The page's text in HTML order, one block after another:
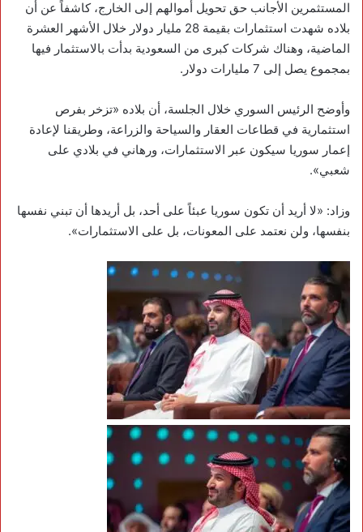
المستثمرين الأجانب حق تحويل أموالهم إلى الخارج، كاشفاً عن أن
بلاده شهدت استثمارات بقيمة 28 مليار دولار خلال الأشهر العشرة
الماضية، وهناك شركات كبرى من السعودية بدأت بالاستثمار فيها
بمجموع يصل إلى 7 مليارات دولار.
وأوضح الرئيس السوري خلال الجلسة، أن بلاده «تزخر بفرص
استثمارية في قطاعات العقار والسياحة والزراعة، وطريقنا لإعادة
إعمار سوريا سيكون عبر الاستثمارات، ورهاني في بلادي على
شعبي».
وزاد: «لا أريد أن تكون سوريا عبئاً على أحد، بل أريدها أن تبني نفسها
بنفسها، ولن نعتمد على المعونات، بل على الاستثمارات».